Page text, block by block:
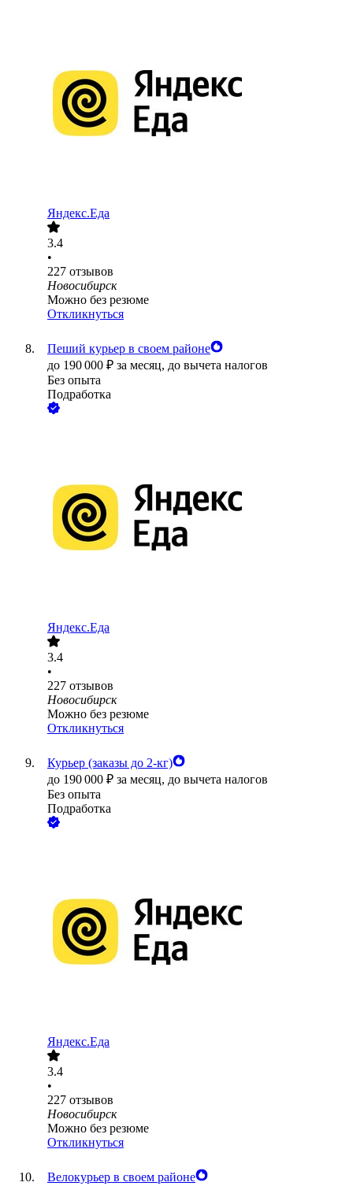
Яндекс.Еда
3.4
•
227 отзывов
Новосибирск
Можно без резюме
Откликнуться
Пеший курьер в своем районе
до 190 000 ₽ за месяц, до вычета налогов
Без опыта
Подработка
Яндекс.Еда
3.4
•
227 отзывов
Новосибирск
Можно без резюме
Откликнуться
Курьер (заказы до 2-кг)
до 190 000 ₽ за месяц, до вычета налогов
Без опыта
Подработка
Яндекс.Еда
3.4
•
227 отзывов
Новосибирск
Можно без резюме
Откликнуться
Велокурьер в своем районе